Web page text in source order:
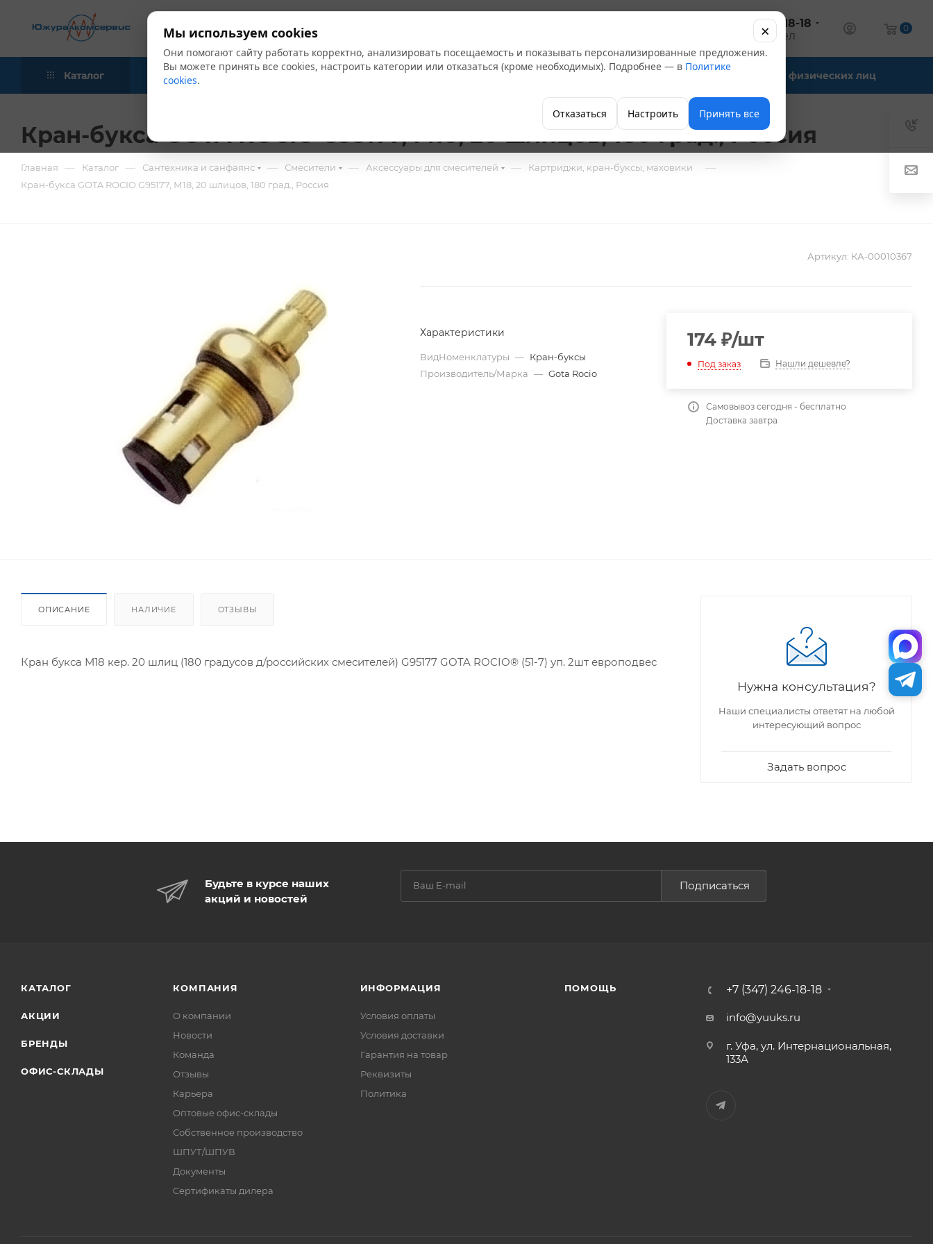
+7 (347) 246-18-18
оптовый отдел
0
Каталог Акции Бренды Компания Офис-склады Для физических лиц
Кран-букса GOTA ROCIO G95177, М18, 20 шлицов, 180 град., Россия
Главная — Каталог — Сантехника и санфаянс — Смесители — Аксессуары для смесителей — Картриджи, кран-буксы, маховики —
Кран-букса GOTA ROCIO G95177, М18, 20 шлицов, 180 град., Россия
Артикул: КА-00010367
Характеристики
ВидНоменклатуры — Кран-буксы
Производитель/Марка — Gota Rocio
174₽/шт
Под заказ Нашли дешевле?
Самовывоз сегодня - бесплатно
Доставка завтра
ОПИСАНИЕ НАЛИЧИЕ ОТЗЫВЫ
Кран букса М18 кер. 20 шлиц (180 градусов д/российских смесителей) G95177 GOTA ROCIO® (51-7) уп. 2шт европодвес
Нужна консультация?
Наши специалисты ответят на любой
интересующий вопрос
Задать вопрос
Будьте в курсе наших
акций и новостей
Подписаться
КАТАЛОГ
АКЦИИ
БРЕНДЫ
ОФИС-СКЛАДЫ
КОМПАНИЯ
О компании
Новости
Команда
Отзывы
Карьера
Оптовые офис-склады
Собственное производство
ШПУТ/ШПУВ
Документы
Сертификаты дилера
ИНФОРМАЦИЯ
Условия оплаты
Условия доставки
Гарантия на товар
Реквизиты
Политика
ПОМОЩЬ +7 (347) 246-18-18
info@yuuks.ru
г. Уфа, ул. Интернациональная,
133А
Мы используем cookies
Они помогают сайту работать корректно, анализировать посещаемость и показывать персонализированные предложения.
Вы можете принять все cookies, настроить категории или отказаться (кроме необходимых). Подробнее — в Политике
cookies.
Отказаться Настроить Принять все
×